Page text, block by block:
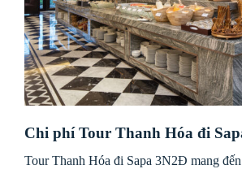
Chi phí Tour Thanh Hóa đi
Tour Thanh Hóa đi Sapa 3N2Đ mang đến